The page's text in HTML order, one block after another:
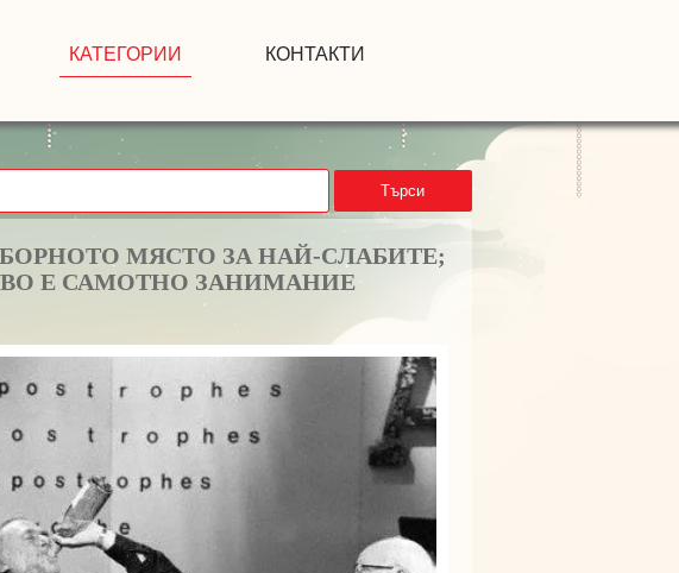
КАТЕГОРИИ КОНТАКТИ
Търси
МЯСТО ЗА НАЙ-СЛАБИТЕ;
Е САМОТНО ЗАНИМАНИЕ